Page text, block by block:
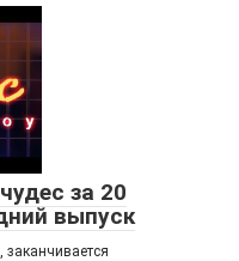
за 20
выпуск
заканчивается